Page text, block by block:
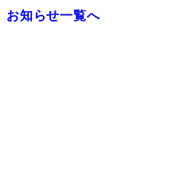
お知らせ一覧へ